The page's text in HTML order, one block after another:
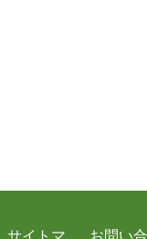
サイトマ お問い合